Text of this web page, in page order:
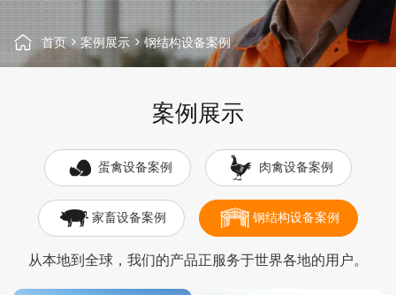
首页>案例展示>钢结构设备案例
案例展示
蛋禽设备案例 肉禽设备案例
家畜设备案例 钢结构设备案例
从本地到全球，我们的产品正服务于世界各地的用户。